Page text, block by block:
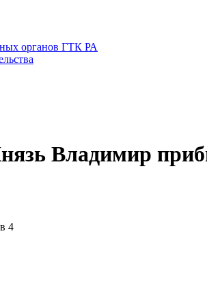
органов ГТК РА
Владимир
4